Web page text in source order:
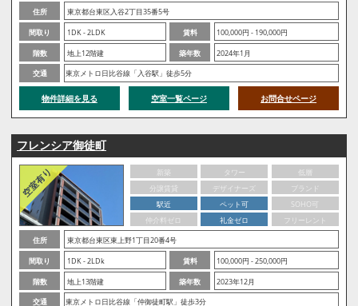
住所
東京都台東区入谷2丁目35番5号
間取り
1DK - 2LDK 賃料
100,000円 - 190,000円
階数
地上12階建 築年数
2024年1月
交通
東京メトロ日比谷線「入谷駅」徒歩5分
物件詳細を見る 空室一覧ページ お問合せページ
フレンシア御徒町
新築 タワー
低層
分譲賃貸
デザイナーズ
ブランド
駅近
ペット可
SOHO可
仲介料ゼロ
礼金ゼロ
フリーレント
住所
東京都台東区東上野1丁目20番4号
間取り
1DK - 2LDk 賃料
100,000円 - 250,000円
階数
地上13階建 築年数
2023年12月
交通
東京メトロ日比谷線「仲御徒町駅」徒歩3分